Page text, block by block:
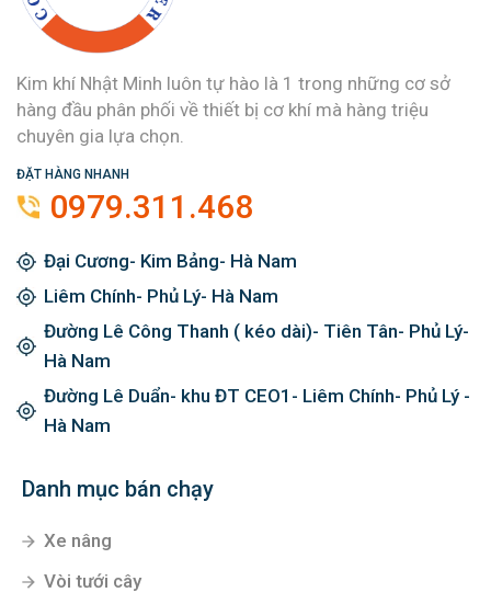
Kim khí Nhật Minh luôn tự hào là 1 trong những cơ sở
hàng đầu phân phối về thiết bị cơ khí mà hàng triệu
chuyên gia lựa chọn.
ĐẶT HÀNG NHANH
0979.311.468
Đại Cương- Kim Bảng- Hà Nam
Liêm Chính- Phủ Lý- Hà Nam
Đường Lê Công Thanh ( kéo dài)- Tiên Tân- Phủ Lý-
Hà Nam
Đường Lê Duẩn- khu ĐT CEO1- Liêm Chính- Phủ Lý -
Hà Nam
Danh mục bán chạy
Xe nâng
Vòi tưới cây